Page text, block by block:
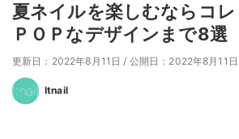
夏ネイルを楽しむならコ
ＰＯＰなデザインまで8選
更新日：2022年8月11日 / 公開日：2022年8月11日
Itnail